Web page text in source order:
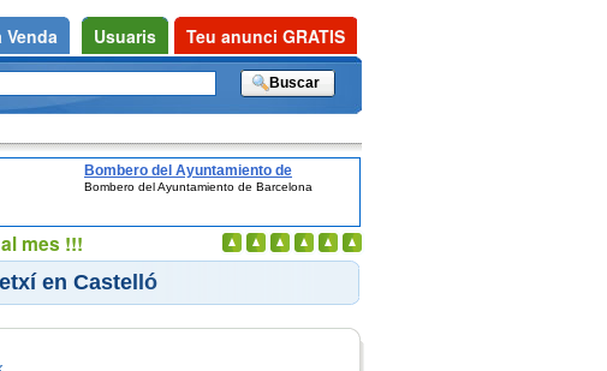
Bombero del Ayuntamiento de
Barcelona
Bombero del Ayuntamiento de Barcelona
en Castelló
Venda Usuaris Teu anunci GRATIS
mes !!!